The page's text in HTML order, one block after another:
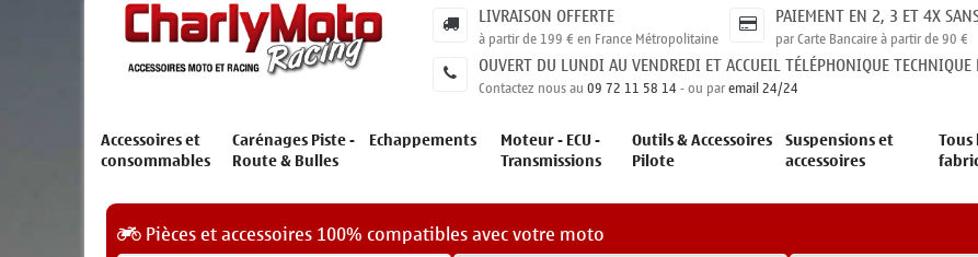
LIVRAISON OFFERTE
à partir de 199 € en France Métropolitaine
PAIEMENT EN 2, 3 ET 4X
par Carte Bancaire à partir de 90 €
OUVERT DU LUNDI AU VENDREDI ET ACCUEIL TÉLÉPHONIQUE
Contactez nous au09 72 11 58 14- ou paremail 24/24
Accessoires et
consommables
Carénages Piste -
Route & Bulles
Echappements Moteur - ECU -
Transmissions
Outils & Accessoires
Pilote
Suspensions et
accessoires
Tous
Pièces et accessoires 100% compatibles avec votre moto